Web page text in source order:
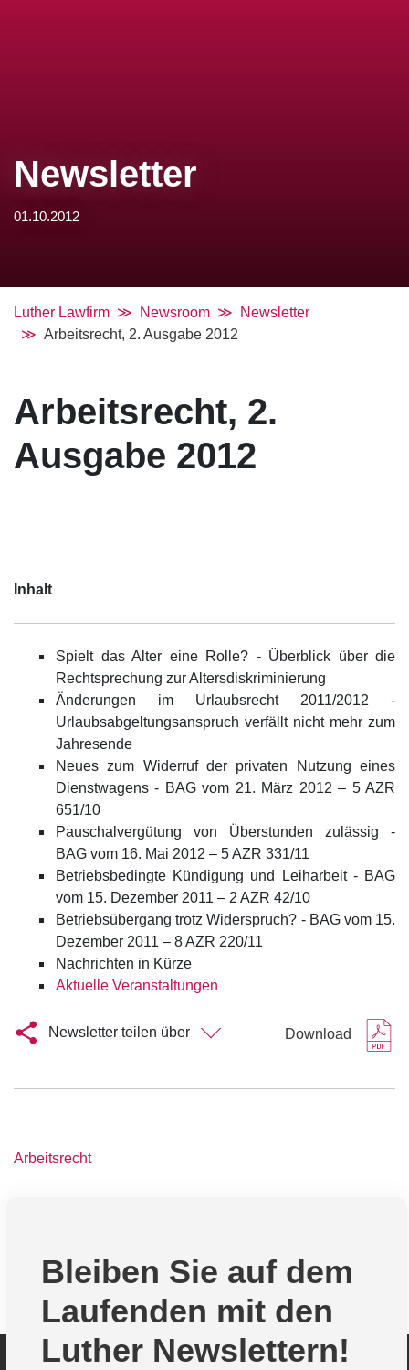
Newsletter
01.10.2012
Luther Lawfirm Newsroom
Newsletter
Arbeitsrecht, 2. Ausgabe 2012
Arbeitsrecht, 2.
Ausgabe 2012
Inhalt
Spielt das Alter eine Rolle? - Überblick über die
Rechtsprechung zur Altersdiskriminierung
Änderungen im Urlaubsrecht 2011/2012 -
Urlaubsabgeltungsanspruch verfällt nicht mehr zum
Jahresende
Neues zum Widerruf der privaten Nutzung eines
Dienstwagens - BAG vom 21. März 2012 – 5 AZR
651/10
Pauschalvergütung von Überstunden zulässig -
BAG vom 16. Mai 2012 – 5 AZR 331/11
Betriebsbedingte Kündigung und Leiharbeit - BAG
vom 15. Dezember 2011 – 2 AZR 42/10
Betriebsübergang trotz Widerspruch? - BAG vom 15.
Dezember 2011 – 8 AZR 220/11
Nachrichten in Kürze
Aktuelle Veranstaltungen
Newsletter teilen über Download
Arbeitsrecht
Bleiben Sie auf dem
Laufenden mit den
Luther Newslettern!